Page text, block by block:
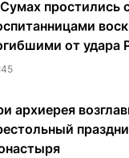
простились
от удара
архиерея